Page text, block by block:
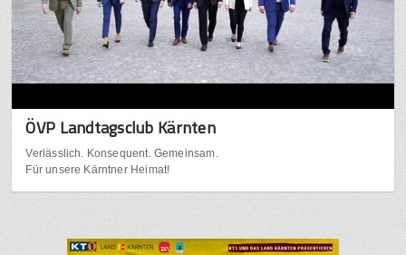
ÖVP Landtagsclub Kärnten
Verlässlich. Konsequent. Gemeinsam.
Für unsere Kärntner Heimat!